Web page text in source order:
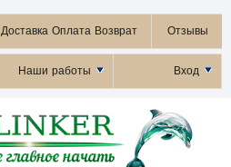
Доставка Оплата Возврат Отзывы
Наши работы Вход